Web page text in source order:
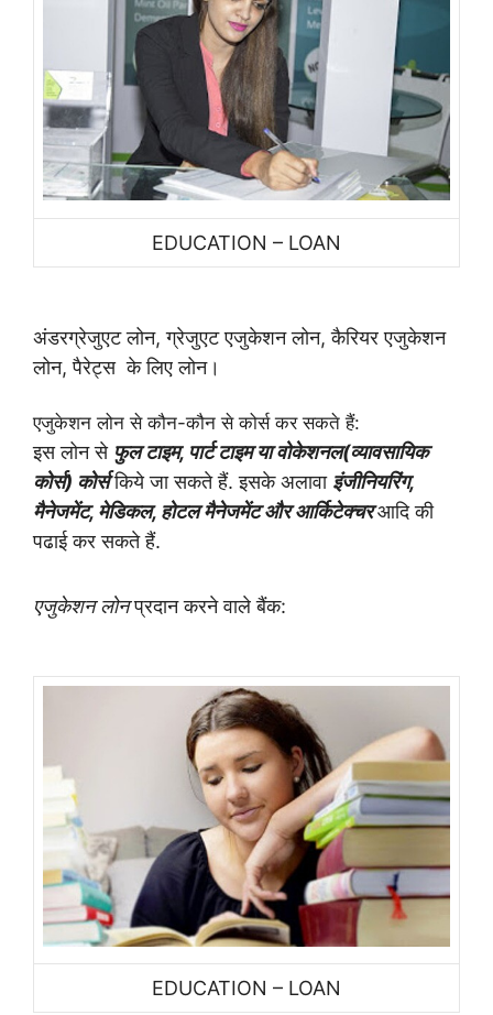
EDUCATION – LOAN
अंडरग्रेजुएट लोन, ग्रेजुएट एजुकेशन लोन, कैरियर एजुकेशन
लोन, पैरेट्स के लिए लोन।
एजुकेशन लोन से कौन-कौन से कोर्स कर सकते हैं:
इस लोन से फुल टाइम, पार्ट टाइम या वोकेशनल(व्यावसायिक
कोर्स) कोर्सकिये जा सकते हैं.इसके अलावा इंजीनियरिंग,
मैनेजमेंट, मेडिकल, होटल मैनेजमेंट और आर्किटेक्चरआदि की
पढाई कर सकते हैं.
एजुकेशन लोनप्रदान करने वाले बैंक:
EDUCATION – LOAN